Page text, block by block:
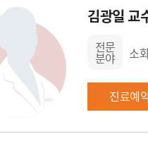
김광일 교
전문
분야 소
진료예